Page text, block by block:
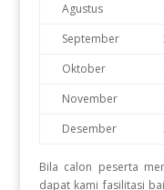
Agustus
September
Oktober
November
Desember
Bila calon peserta
dapat kami fasilitasi